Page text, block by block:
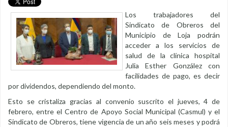
Los trabajadores del
Sindicato de Obreros del
Municipio de Loja podrán
acceder a los servicios de
salud de la clínica hospital
Julia Esther González con
facilidades de pago, es decir
por dividendos, dependiendo del monto.
Esto se cristaliza gracias al convenio suscrito el jueves, 4 de
febrero, entre el Centro de Apoyo Social Municipal (Casmul) y el
Sindicato de Obreros, tiene vigencia de un año seis meses y podrá